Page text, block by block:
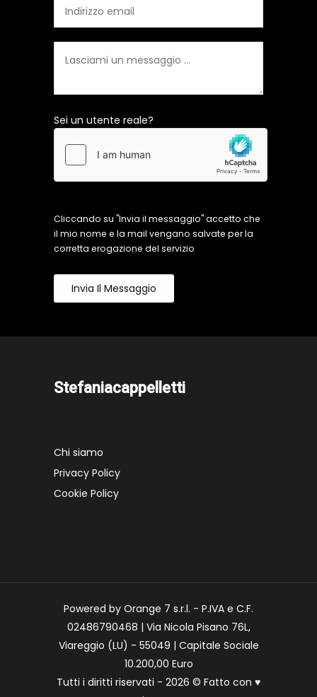
Sei un utente reale?
Cliccando su "Invia il messaggio" accetto che
il mio nome e la mail vengano salvate per la
corretta erogazione del servizio
Invia Il Messaggio
Stefaniacappelletti
Chi siamo
Privacy Policy
Cookie Policy
Powered by Orange 7 s.r.l. - P.IVA e C.F.
02486790468 | Via Nicola Pisano 76L,
Viareggio (LU) - 55049 | Capitale Sociale
10.200,00 Euro
Tutti i diritti riservati - 2026 © Fatto con ♥